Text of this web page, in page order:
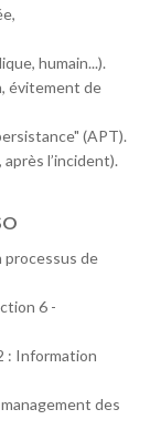
humain...).
évitement de
(APT).
l’incident).
processus de
6 -
: Information
des